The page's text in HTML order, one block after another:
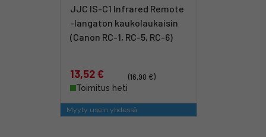
JJC IS-C1 Infrared Remote
-langaton kaukolaukaisin
(Canon RC-1, RC-5, RC-6)
13,52 €
(16,90 €)
Toimitus heti
Myyty usein yhdessä